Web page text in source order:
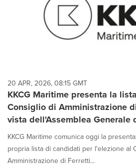
20 APR, 2026, 08:15 GMT
KKCG Maritime presenta la
Consiglio di Amministrazione
vista dell'Assemblea Generale
KKCG Maritime comunica oggi la
propria lista di candidati per l'elezione al
Amministrazione di Ferretti...